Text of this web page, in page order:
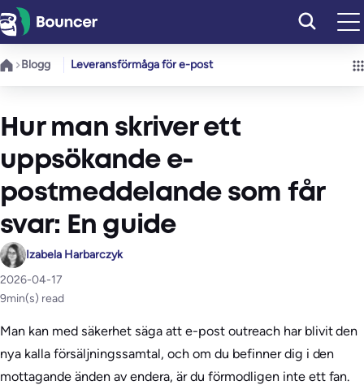
Hoppa
till
innehåll
Blogg Leveransförmåga för e-post
Hur man skriver ett
uppsökande e-
postmeddelande som får
svar: En guide
Izabela Harbarczyk
2026-04-17
9min(s) read
Man kan med säkerhet säga att e-post outreach har blivit den
nya kalla försäljningssamtal, och om du befinner dig i den
mottagande änden av endera, är du förmodligen inte ett fan.